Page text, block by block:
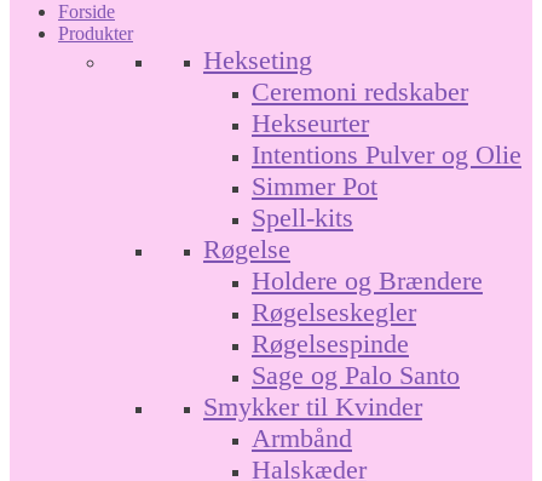
Forside
Produkter
Hekseting
Ceremoni redskaber
Hekseurter
Intentions Pulver og Olie
Simmer Pot
Spell-kits
Røgelse
Holdere og Brændere
Røgelseskegler
Røgelsespinde
Sage og Palo Santo
Smykker til Kvinder
Armbånd
Halskæder